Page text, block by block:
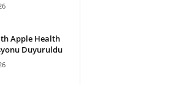
Apple Health
Duyuruldu